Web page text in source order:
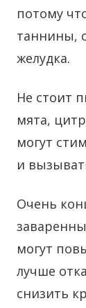
потому
таннины,
желудка.
Не стоит
мята,
могут
и
Очень
могут
лучше
снизить